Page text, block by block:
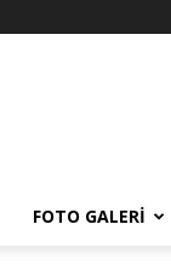
FOTO GALERI